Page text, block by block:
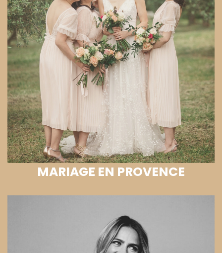
MARIAGE EN PROVENCE